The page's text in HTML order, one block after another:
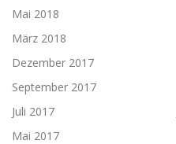
Mai 2018
März 2018
Dezember 2017
September 2017
Juli 2017
Mai 2017